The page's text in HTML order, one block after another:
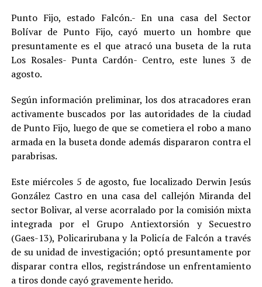
Punto Fijo, estado Falcón.- En una casa del Sector
Bolívar de Punto Fijo, cayó muerto un hombre que
presuntamente es el que atracó una buseta de la ruta
Los Rosales- Punta Cardón- Centro, este lunes 3 de
agosto.
Según información preliminar, los dos atracadores eran
activamente buscados por las autoridades de la ciudad
de Punto Fijo, luego de que se cometiera el robo a mano
armada en la buseta donde además dispararon contra el
parabrisas.
Este miércoles 5 de agosto, fue localizado Derwin Jesús
González Castro en una casa del callejón Miranda del
sector Bolivar, al verse acorralado por la comisión mixta
integrada por el Grupo Antiextorsión y Secuestro
(Gaes-13), Policarirubana y la Policía de Falcón a través
de su unidad de investigación; optó presuntamente por
disparar contra ellos, registrándose un enfrentamiento
a tiros donde cayó gravemente herido.